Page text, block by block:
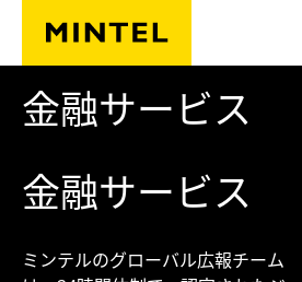
Skip to main content
金融サービス
金融サービス
ミンテルのグローバル広報チーム